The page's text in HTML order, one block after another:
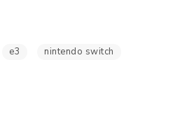
e3 nintendo switch